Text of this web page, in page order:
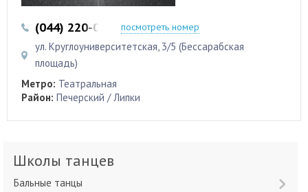
(044) 220-07-05 (067) 233-07-05
посмотреть номер
ул. Круглоуниверситетская, 3/5 (Бессарабская
площадь)
Метро: Театральная
Район: Печерский / Липки
Школы танцев
Бальные танцы